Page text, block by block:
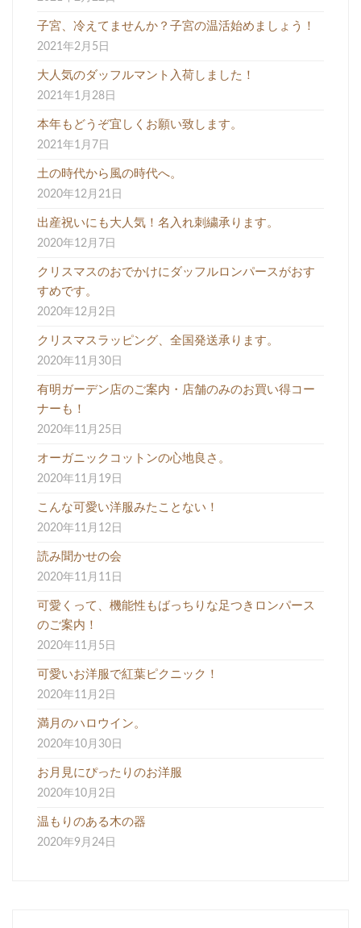
子宮、冷えてませんか？子宮の温活始めましょう！
2021年2月5日
大人気のダッフルマント入荷しました！
2021年1月28日
本年もどうぞ宜しくお願い致します。
2021年1月7日
土の時代から風の時代へ。
2020年12月21日
出産祝いにも大人気！名入れ刺繍承ります。
2020年12月7日
クリスマスのおでかけにダッフルロンパースがおす
すめです。
2020年12月2日
クリスマスラッピング、全国発送承ります。
2020年11月30日
有明ガーデン店のご案内・店舗のみのお買い得コー
ナーも！
2020年11月25日
オーガニックコットンの心地良さ。
2020年11月19日
こんな可愛い洋服みたことない！
2020年11月12日
読み聞かせの会
2020年11月11日
可愛くって、機能性もばっちりな足つきロンパース
のご案内！
2020年11月5日
可愛いお洋服で紅葉ピクニック！
2020年11月2日
満月のハロウイン。
2020年10月30日
お月見にぴったりのお洋服
2020年10月2日
温もりのある木の器
2020年9月24日